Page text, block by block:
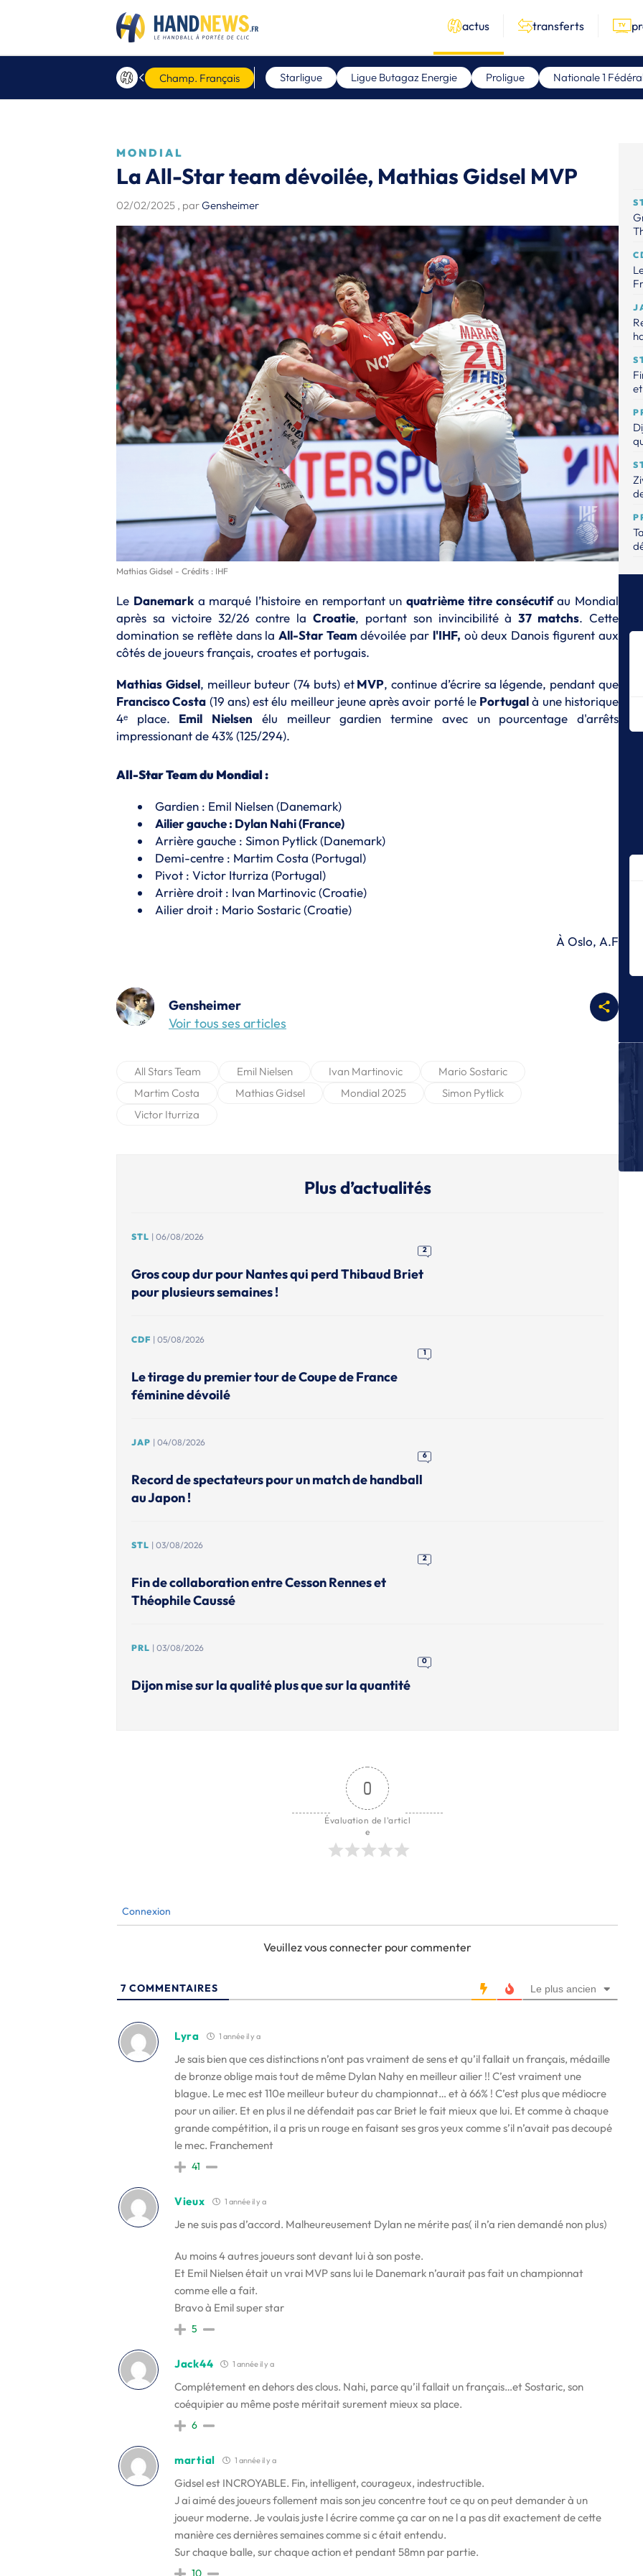
actus transferts
Champ. Français Starligue Ligue Butagaz Energie Proligue Nationale 1
MONDIAL
La All-Star team dévoilée, Mathias Gidsel MVP
02/02/2025 , parGensheimer
Mathias Gidsel - Crédits : IHF
Le Danemarka marqué l’histoire en remportant un quatrième titre consécutifau Mondial
après sa victoire 32/26 contre laCroatie, portant son invincibilité à37 matchs. Cette
domination se reflète dans laAll-Star Teamdévoilée par l'IHF, où deux Danois figurent aux
côtés de joueurs français, croates et portugais.
Mathias Gidsel, meilleur buteur (74 buts) etMVP, continue d’écrire sa légende, pendant que
Francisco Costa (19 ans) est élu meilleur jeune après avoir porté le Portugalà une historique
4ᵉ place. Emil Nielsen élu meilleur gardien termine avec un pourcentage d'arrêts
impressionant de 43% (125/294).
All-Star Team du Mondial :
Gardien : Emil Nielsen (Danemark)
Ailier gauche : Dylan Nahi (France)
Arrière gauche : Simon Pytlick (Danemark)
Demi-centre : Martim Costa (Portugal)
Pivot : Victor Iturriza (Portugal)
Arrière droit : Ivan Martinovic (Croatie)
Ailier droit : Mario Sostaric (Croatie)
À Oslo, A.F
Gensheimer
Voir tous ses articles
All Stars Team Emil Nielsen Ivan Martinovic
Mario Sostaric
Martim Costa
Mathias Gidsel Mondial 2025
Simon Pytlick
Victor Iturriza
Plus d’actualités
STL | 06/08/2026
2
Gros coup dur pour Nantes qui perd Thibaud Briet
pour plusieurs semaines !
CDF | 05/08/2026
1
Le tirage du premier tour de Coupe de France
féminine dévoilé
JAP | 04/08/2026
6
Record de spectateurs pour un match de handball
au Japon !
STL | 03/08/2026
2
Fin de collaboration entre Cesson Rennes et
Théophile Caussé
PRL | 03/08/2026
0
Dijon mise sur la qualité plus que sur la quantité
0
Évaluation de l'articl
e
Connexion
Veuillez vous connecter pour commenter
7 COMMENTAIRES Le plus ancien
Lyra 1 année il y a
Je sais bien que ces distinctions n’ont pas vraiment de sens et qu’il fallait un français, médaille
de bronze oblige mais tout de même Dylan Nahy en meilleur ailier !! C’est vraiment une
blague. Le mec est 110e meilleur buteur du championnat… et à 66% ! C’est plus que médiocre
pour un ailier. Et en plus il ne défendait pas car Briet le fait mieux que lui. Et comme à chaque
grande compétition, il a pris un rouge en faisant ses gros yeux comme s’il n’avait pas decoupé
le mec. Franchement
41
Vieux 1 année il y a
Je ne suis pas d’accord. Malheureusement Dylan ne mérite pas( il n’a rien demandé non plus)
Au moins 4 autres joueurs sont devant lui à son poste.
Et Emil Nielsen était un vrai MVP sans lui le Danemark n’aurait pas fait un championnat
comme elle a fait.
Bravo à Emil super star
5
Jack44 1 année il y a
Complétement en dehors des clous. Nahi, parce qu’il fallait un français…et Sostaric, son
coéquipier au même poste méritait surement mieux sa place.
6
martial 1 année il y a
Gidsel est INCROYABLE. Fin, intelligent, courageux, indestructible.
J ai aimé des joueurs follement mais son jeu concentre tout ce qu on peut demander à un
joueur moderne. Je voulais juste l écrire comme ça car on ne l a pas dit exactement de cette
manière ces dernières semaines comme si c était entendu.
Sur chaque balle, sur chaque action et pendant 58mn par partie.
10